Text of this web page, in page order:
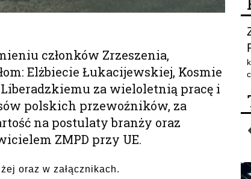
członków Zrzeszenia,
Elżbiecie Łukacijewskiej, Kosmie
za wieloletnią pracę i
polskich przewoźników, za
na postulaty branży oraz
ZMPD przy UE.
oraz w załącznikach.